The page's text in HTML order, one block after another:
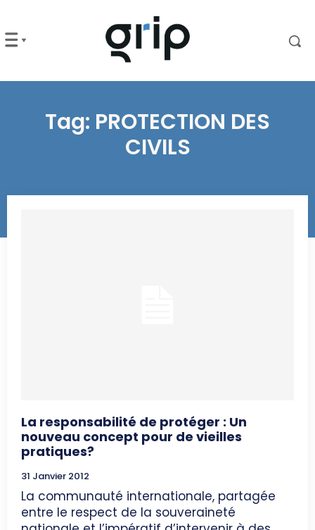
Tag: PROTECTION DES
CIVILS
La responsabilité de protéger : Un
nouveau concept pour de vieilles
pratiques?
31 Janvier 2012
La communauté internationale, partagée
entre le respect de la souveraineté